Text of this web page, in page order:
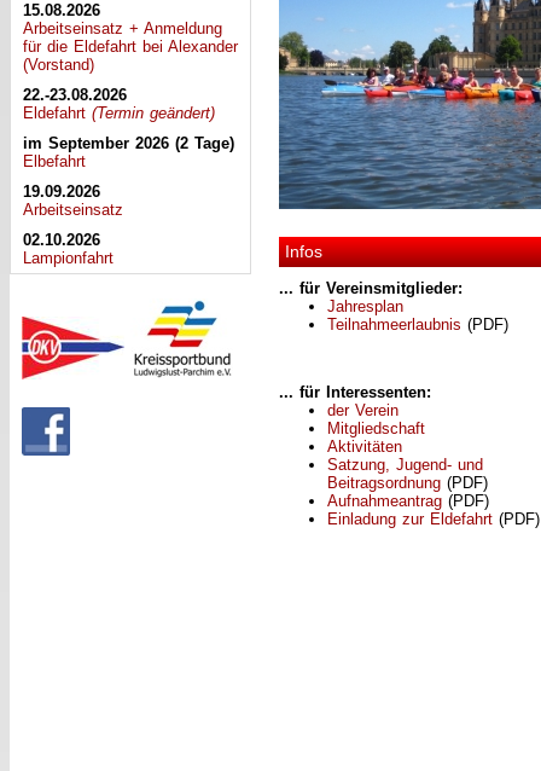
15.08.2026
Arbeitseinsatz + Anmeldung
für die Eldefahrt bei Alexander
(Vorstand)
22.-23.08.2026
Eldefahrt (Termin geändert)
im September 2026 (2 Tage)
Elbefahrt
19.09.2026
Arbeitseinsatz
02.10.2026
Lampionfahrt
Infos
... für Vereinsmitglieder:
Jahresplan
Teilnahmeerlaubnis (PDF)
... für Interessenten:
der Verein
Mitgliedschaft
Aktivitäten
Satzung, Jugend- und
Beitragsordnung (PDF)
Aufnahmeantrag (PDF)
Einladung zur Eldefahrt (PDF)